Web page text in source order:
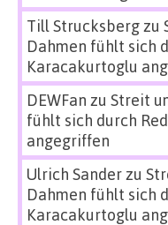
Till Strucksbergzu
Dahmen fühlt sich
Karacakurtoglu
DEWFan zu Streit
fühlt sich durch
angegriffen
Ulrich Sanderzu
Dahmen fühlt sich
Karacakurtoglu